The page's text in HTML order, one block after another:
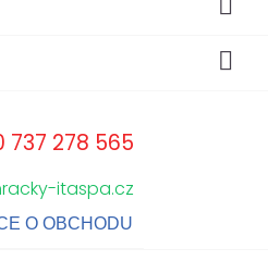

737 278 565
itaspa.cz
O OBCHODU